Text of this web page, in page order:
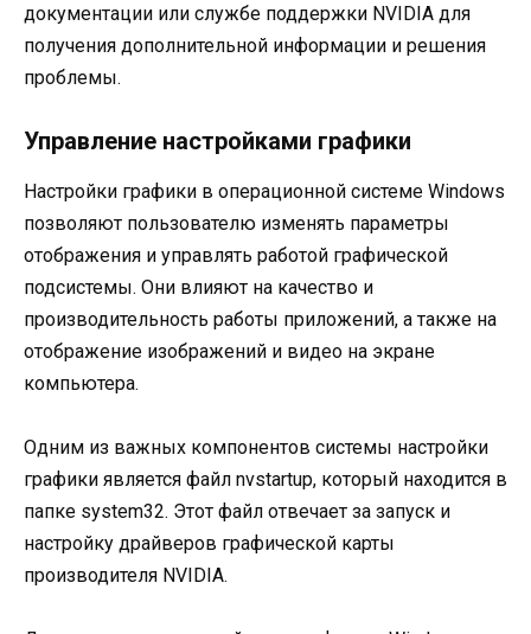
документации или службе поддержки NVIDIA для
получения дополнительной информации и решения
проблемы.
Управление настройками графики
Настройки графики в операционной системе Windows
позволяют пользователю изменять параметры
отображения и управлять работой графической
подсистемы. Они влияют на качество и
производительность работы приложений, а также на
отображение изображений и видео на экране
компьютера.
Одним из важных компонентов системы настройки
графики является файл nvstartup, который находится в
папке system32. Этот файл отвечает за запуск и
настройку драйверов графической карты
производителя NVIDIA.